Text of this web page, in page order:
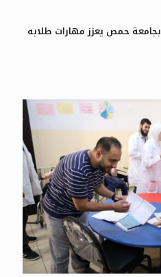
حمص يعزز مهارات طلابه